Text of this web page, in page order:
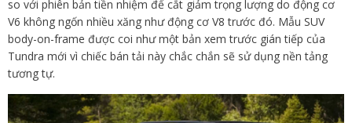
so với phiên bản tiền nhiệm để cắt giảm trọng lượng do động cơ
V6 không ngốn nhiều xăng như động cơ V8 trước đó. Mẫu SUV
body-on-frame được coi như một bản xem trước gián tiếp của
Tundra mới vì chiếc bán tải này chắc chắn sẽ sử dụng nền tảng
tương tự.